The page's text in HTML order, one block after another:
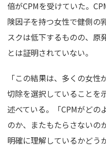
倍がCPMを受けていた。
険因子を持つ女性で健側の
スクは低下するものの、原
とは証明されていない。
「この結果は、多くの女
切除を選択していることを
述べている。「CPMがどの
のか、またもたらさないの
明確に理解しているかどう